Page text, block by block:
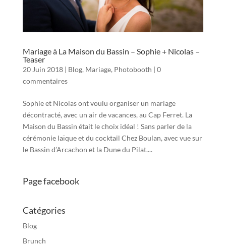
Mariage à La Maison du Bassin – Sophie + Nicolas –
Teaser
20 Juin 2018| Blog, Mariage, Photobooth | 0
commentaires
Sophie et Nicolas ont voulu organiser un mariage
décontracté, avec un air de vacances, au Cap Ferret. La
Maison du Bassin était le choix idéal ! Sans parler de la
cérémonie laïque et du cocktail Chez Boulan, avec vue sur
le Bassin d’Arcachon et la Dune du Pilat....
Page facebook
Catégories
Blog
Brunch